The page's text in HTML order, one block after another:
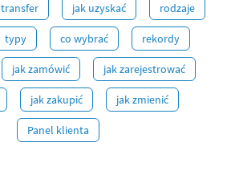
transfer jak uzyskać rodzaje
typy co wybrać rekordy
jak zamówić jak zarejestrować
jak zakupić jak zmienić
Panel klienta